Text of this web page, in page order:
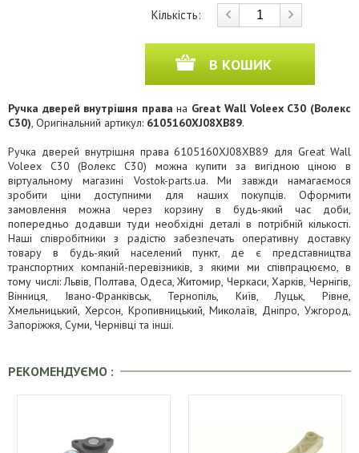
Кількість:
В КОШИК
Ручка дверей внутрішня права на Great Wall Voleex C30 (Волекс
C30), Оригінальний артикул: 6105160XJ08XB89.
Ручка дверей внутрішня права 6105160XJ08XB89 для Great Wall
Voleex C30 (Волекс C30) можна купити за вигідною ціною в
віртуальному магазині Vostok-parts.ua. Ми завжди намагаємося
зробити ціни доступними для наших покупців. Оформити
замовлення можна через корзину в будь-який час доби,
попередньо додавши туди необхідні деталі в потрібній кількості.
Наші співробітники з радістю забезпечать оперативну доставку
товару в будь-який населений пункт, де є представництва
транспортних компаній-перевізників, з якими ми співпрацюємо, в
тому числі: Львів, Полтава, Одеса, Житомир, Черкаси, Харків, Чернігів,
Вінниця, Івано-Франківськ, Тернопіль, Київ, Луцьк, Рівне,
Хмельницький, Херсон, Кропивницький, Миколаїв, Дніпро, Ужгород,
Запоріжжя, Суми, Чернівці та інші.
РЕКОМЕНДУЄМО :